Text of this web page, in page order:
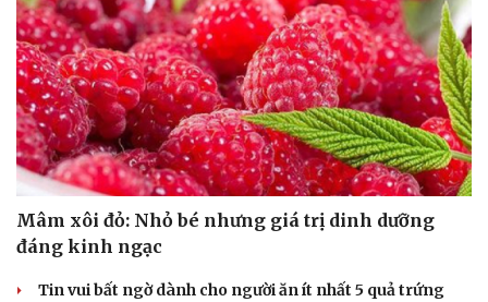
Mâm xôi đỏ: Nhỏ bé nhưng giá trị dinh dưỡng
đáng kinh ngạc
Tin vui bất ngờ dành cho người ăn ít nhất 5 quả trứng